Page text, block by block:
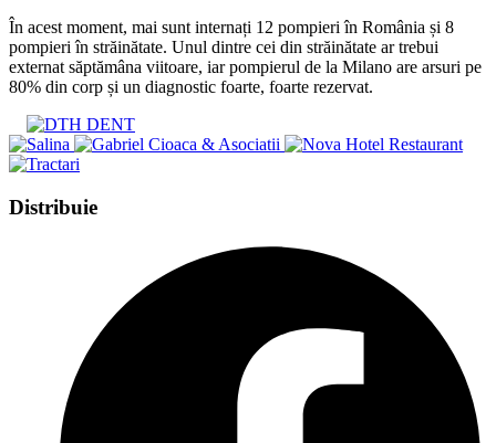
În acest moment, mai sunt internați 12 pompieri în România și 8
pompieri în străinătate. Unul dintre cei din străinătate ar trebui
externat săptămâna viitoare, iar pompierul de la Milano are arsuri pe
80% din corp și un diagnostic foarte, foarte rezervat.
DistribuieShare
window